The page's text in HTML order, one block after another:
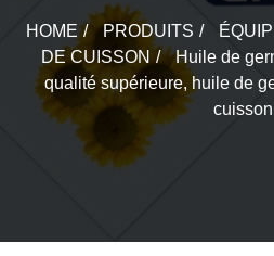
HOME PRODUITS
DE CUISSON
Huile de
qualité supérieure, huile de
cuisson